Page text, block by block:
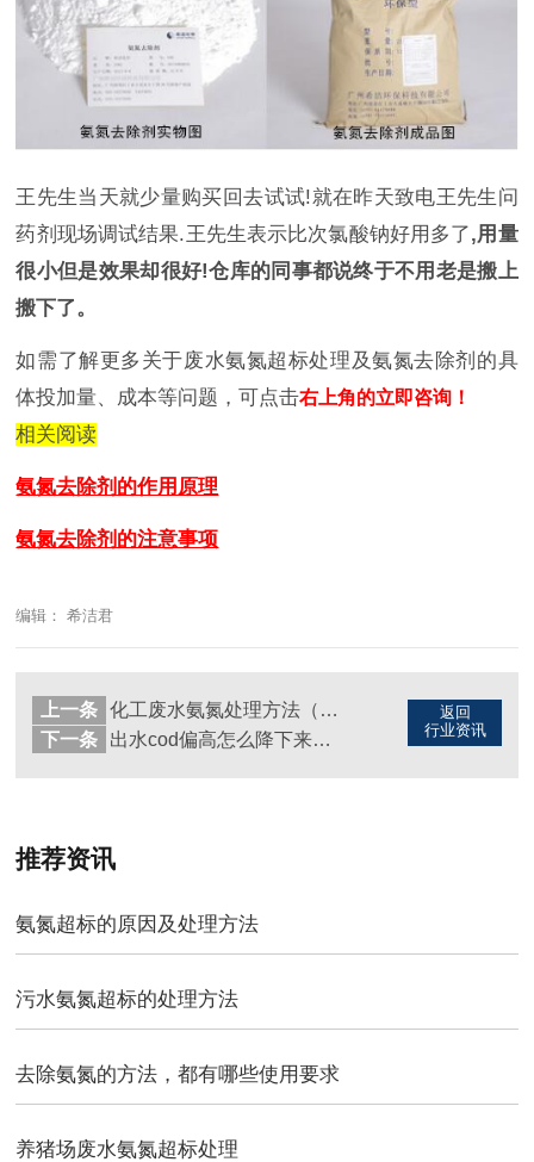
王先生当天就少量购买回去试试!就在昨天致电王先生问
药剂现场调试结果.王先生表示比次氯酸钠好用多了,用量
很小但是效果却很好!仓库的同事都说终于不用老是搬上
搬下了。
如需了解更多关于废水氨氮超标处理及氨氮去除剂的具
体投加量、成本等问题，可点击右上角的立即咨询！
相关阅读
氨氮去除剂的作用原理
氨氮去除剂的注意事项
编辑： 希洁君
返回
行业资讯
上一条
化工废水氨氮处理方法（图）
下一条
出水cod偏高怎么降下来（图）
推荐资讯
氨氮超标的原因及处理方法
污水氨氮超标的处理方法
去除氨氮的方法，都有哪些使用要求
养猪场废水氨氮超标处理